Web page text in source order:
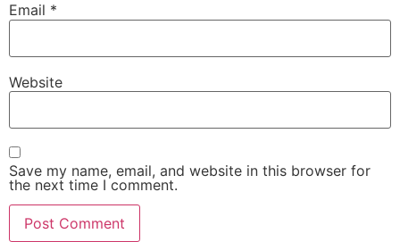
Email *
Website
Save my name, email, and website in this browser for
the next time I comment.